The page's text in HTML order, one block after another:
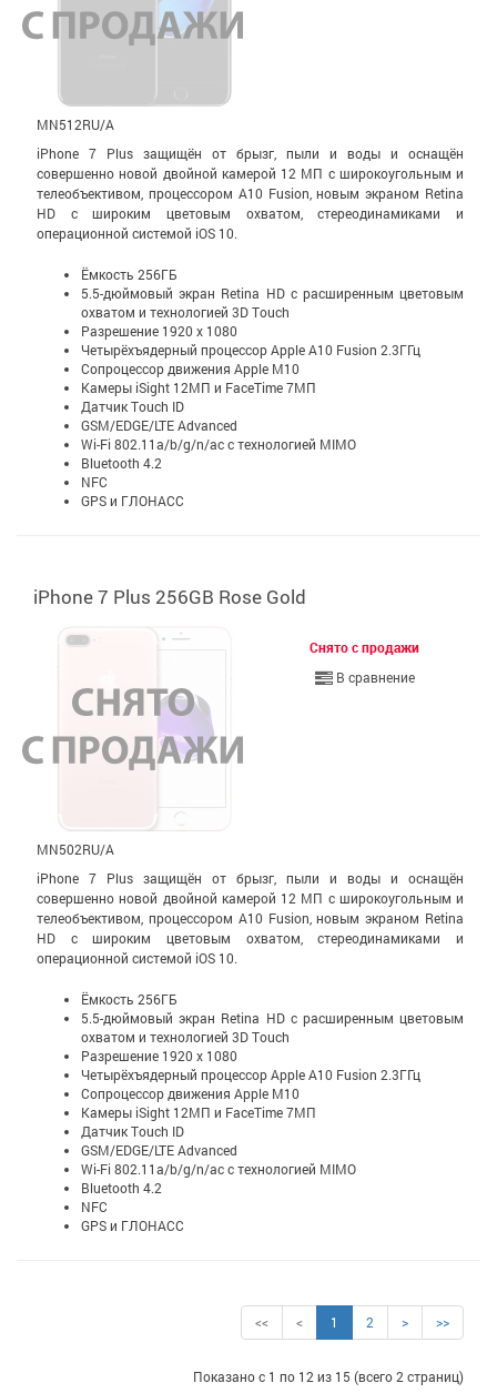
MN512RU/A
iPhone 7 Plus защищён от брызг, пыли и воды и оснащён
совершенно новой двойной камерой 12 МП с широко­уголь­ным и
теле­объективом, процессором A10 Fusion, новым экраном Retina
HD с широким цветовым охватом, стерео­динамиками и
операционной системой iOS 10.
Ёмкость 256ГБ
5.5-дюймовый экран Retina HD c расширенным цветовым
охватом и технологией 3D Touch
Разрешение 1920 x 1080
Четырёхъядерный процессор Apple A10 Fusion 2.3ГГц
Сопроцессор движения Apple M10
Камеры iSight 12МП и FaceTime 7МП
Датчик Touch ID
GSM/EDGE/LTE Advanced
Wi-Fi 802.11a/b/g/n/ac с технологией MIMO
Bluetooth 4.2
NFC
GPS и ГЛОНАСС
iPhone 7 Plus 256GB Rose Gold
Снято с продажи
В сравнение
MN502RU/A
iPhone 7 Plus защищён от брызг, пыли и воды и оснащён
совершенно новой двойной камерой 12 МП с широко­уголь­ным и
теле­объективом, процессором A10 Fusion, новым экраном Retina
HD с широким цветовым охватом, стерео­динамиками и
операционной системой iOS 10.
Ёмкость 256ГБ
5.5-дюймовый экран Retina HD c расширенным цветовым
охватом и технологией 3D Touch
Разрешение 1920 x 1080
Четырёхъядерный процессор Apple A10 Fusion 2.3ГГц
Сопроцессор движения Apple M10
Камеры iSight 12МП и FaceTime 7МП
Датчик Touch ID
GSM/EDGE/LTE Advanced
Wi-Fi 802.11a/b/g/n/ac с технологией MIMO
Bluetooth 4.2
NFC
GPS и ГЛОНАСС
<< < 1 2 > >>
Показано с 1 по 12 из 15 (всего 2 страниц)